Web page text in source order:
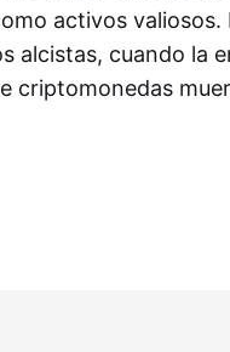
activos valiosos.
alcistas, cuando la
criptomonedas